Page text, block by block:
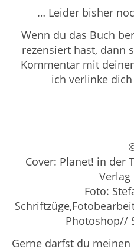
… Leider bisher
Wenn du das Buch
rezensiert hast, dann
Kommentar mit
ich verlinke
Cover: Planet! in der
Verlag
Foto:
Photoshop//
Gerne darfst du